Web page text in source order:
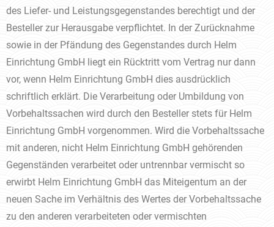
des Liefer- und Leistungsgegenstandes berechtigt und der
Besteller zur Herausgabe verpflichtet. In der Zurücknahme
sowie in der Pfändung des Gegenstandes durch Helm
Einrichtung GmbH liegt ein Rücktritt vom Vertrag nur dann
vor, wenn Helm Einrichtung GmbH dies ausdrücklich
schriftlich erklärt. Die Verarbeitung oder Umbildung von
Vorbehaltssachen wird durch den Besteller stets für Helm
Einrichtung GmbH vorgenommen. Wird die Vorbehaltssache
mit anderen, nicht Helm Einrichtung GmbH gehörenden
Gegenständen verarbeitet oder untrennbar vermischt so
erwirbt Helm Einrichtung GmbH das Miteigentum an der
neuen Sache im Verhältnis des Wertes der Vorbehaltssache
zu den anderen verarbeiteten oder vermischten